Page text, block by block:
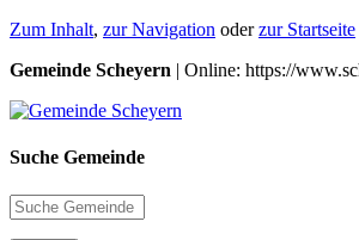
Zum Inhalt, zur Navigation oderzur Startseite
Gemeinde Scheyern | Online: https://
Suche Gemeinde